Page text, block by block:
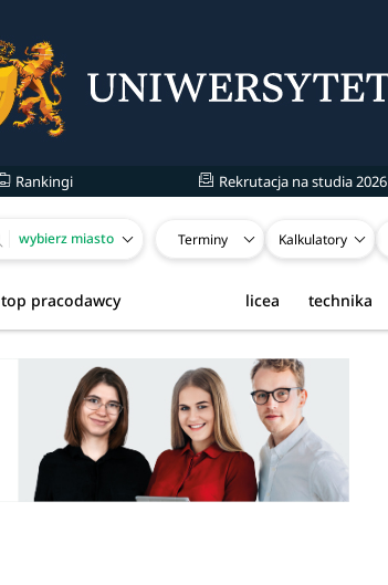
Rankingi Rekrutacja na studia 2026
wybierz miasto Terminy Kalkulatory
top pracodawcy technika
licea